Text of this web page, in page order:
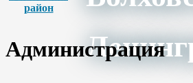
Администрация